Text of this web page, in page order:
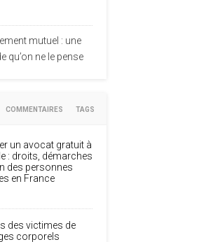
mutuel : une
qu’on ne le pense
COMMENTAIRES TAGS
un avocat gratuit à
: droits, démarches
des personnes
en France
des victimes de
corporels